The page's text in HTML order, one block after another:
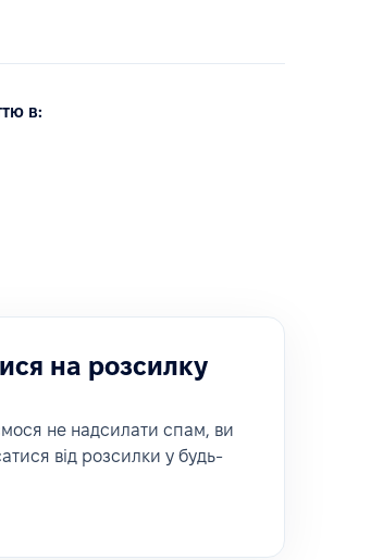
в:
на розсилку
не надсилати спам, ви
від розсилки у будь-